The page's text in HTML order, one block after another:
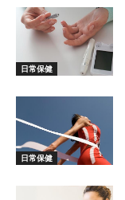
日常保健
日常保健